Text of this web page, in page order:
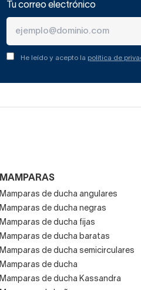
Tu correo electrónico
He leído y acepto la política de
MAMPARAS
Mamparas de ducha angulares
Mamparas de ducha negras
Mamparas de ducha fijas
Mamparas de ducha baratas
Mamparas de ducha semicirculares
Mamparas de ducha
Mamparas de ducha Kassandra